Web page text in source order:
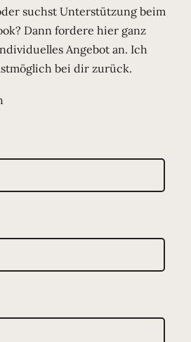
suchst Unterstützung beim
Dann fordere hier ganz
Angebot an. Ich
bei dir zurück.